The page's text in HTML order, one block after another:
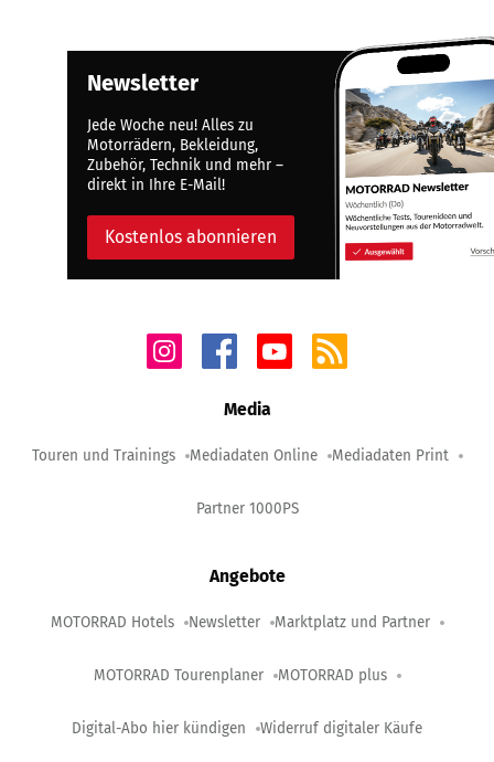
Newsletter
Jede Woche neu! Alles zu
Motorrädern, Bekleidung,
Zubehör, Technik und mehr –
direkt in Ihre E-Mail!
Kostenlos abonnieren
Media
Touren und Trainings Mediadaten Online Mediadaten Print
Partner 1000PS
Angebote
MOTORRAD Hotels Newsletter Marktplatz und Partner
MOTORRAD Tourenplaner MOTORRAD plus
Digital-Abo hier kündigen Widerruf digitaler Käufe